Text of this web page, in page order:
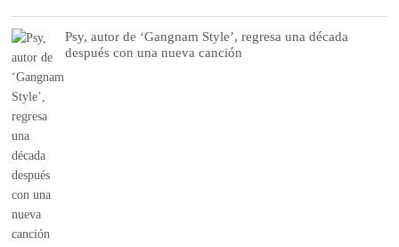
Psy, autor de ‘Gangnam Style’, regresa una década
después con una nueva canción